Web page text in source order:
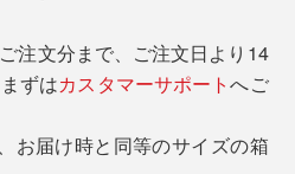
注文分まで、ご注文日より14
ずはカスタマーサポートへご
お届け時と同等のサイズの箱